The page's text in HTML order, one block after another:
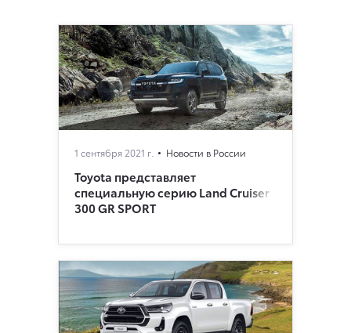
1 сентября 2021 г. Новости в России
Toyota представляет
специальную серию Land Cruiser
300 GR SPORT